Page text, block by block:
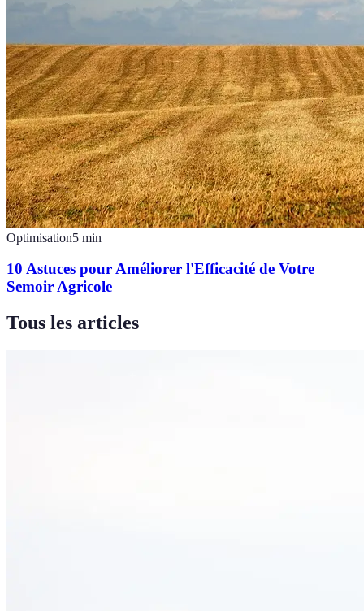
Optimisation5 min
10 Astuces pour Améliorer l'Efficacité de Votre
Semoir Agricole
Tous les articles